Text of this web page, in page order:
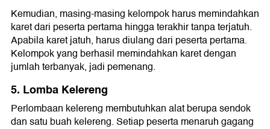
Kemudian, masing-masing kelompok harus memindahkan
karet dari peserta pertama hingga terakhir tanpa terjatuh.
Apabila karet jatuh, harus diulang dari peserta pertama.
Kelompok yang berhasil memindahkan karet dengan
jumlah terbanyak, jadi pemenang.
5. Lomba Kelereng
Perlombaan kelereng membutuhkan alat berupa sendok
dan satu buah kelereng. Setiap peserta menaruh gagang